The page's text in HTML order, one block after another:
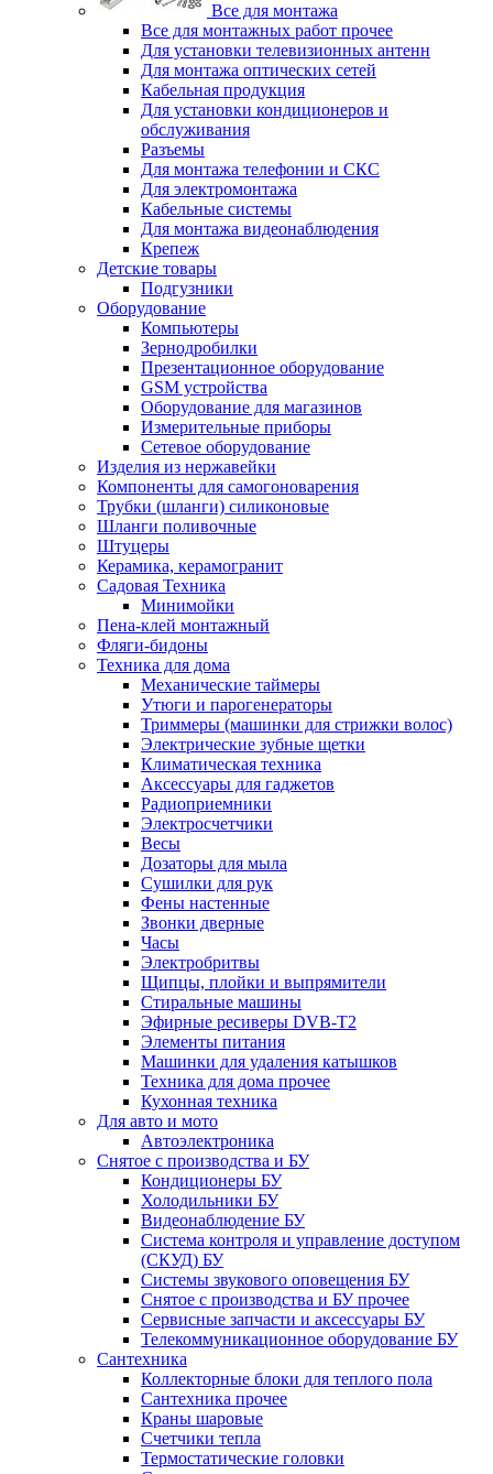
Все для монтажа
Все для монтажных работ прочее
Для установки телевизионных антенн
Для монтажа оптических сетей
Кабельная продукция
Для установки кондиционеров и
обслуживания
Разъемы
Для монтажа телефонии и СКС
Для электромонтажа
Кабельные системы
Для монтажа видеонаблюдения
Крепеж
Детские товары
Подгузники
Оборудование
Компьютеры
Зернодробилки
Презентационное оборудование
GSM устройства
Оборудование для магазинов
Измерительные приборы
Сетевое оборудование
Изделия из нержавейки
Компоненты для самогоноварения
Трубки (шланги) силиконовые
Шланги поливочные
Штуцеры
Керамика, керамогранит
Садовая Техника
Минимойки
Пена-клей монтажный
Фляги-бидоны
Техника для дома
Механические таймеры
Утюги и парогенераторы
Триммеры (машинки для стрижки волос)
Электрические зубные щетки
Климатическая техника
Аксессуары для гаджетов
Радиоприемники
Электросчетчики
Весы
Дозаторы для мыла
Сушилки для рук
Фены настенные
Звонки дверные
Часы
Электробритвы
Щипцы, плойки и выпрямители
Стиральные машины
Эфирные ресиверы DVB-T2
Элементы питания
Машинки для удаления катышков
Техника для дома прочее
Кухонная техника
Для авто и мото
Автоэлектроника
Снятое с производства и БУ
Кондиционеры БУ
Холодильники БУ
Видеонаблюдение БУ
Система контроля и управление доступом
(СКУД) БУ
Системы звукового оповещения БУ
Снятое с производства и БУ прочее
Сервисные запчасти и аксессуары БУ
Телекоммуникационное оборудование БУ
Сантехника
Коллекторные блоки для теплого пола
Сантехника прочее
Краны шаровые
Счетчики тепла
Термоcтатические головки